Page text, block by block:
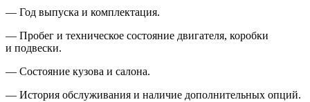
— Год выпуска и комплектация.
— Пробег и техническое состояние двигателя, коробки
и подвески.
— Состояние кузова и салона.
— История обслуживания и наличие дополнительных опций.